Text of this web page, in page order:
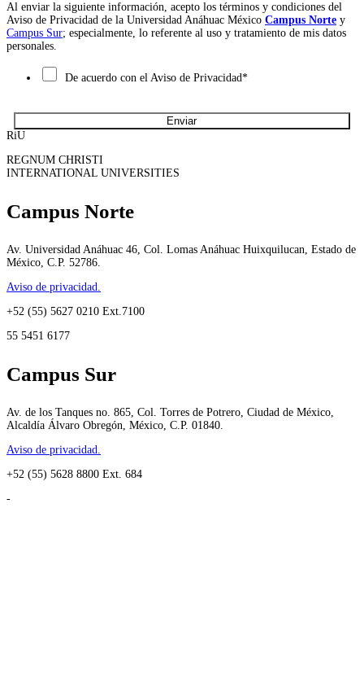
Al enviar la siguiente información, acepto los términos y condiciones del
Aviso de Privacidad de la Universidad Anáhuac México Campus Norte y
Campus Sur; especialmente, lo referente al uso y tratamiento de mis datos
personales.
De acuerdo con el Aviso de Privacidad*
RiU
REGNUM CHRISTI
INTERNATIONAL UNIVERSITIES
Campus Norte
Av. Universidad Anáhuac 46, Col. Lomas Anáhuac Huixquilucan, Estado de
México, C.P. 52786.
Aviso de privacidad.
+52 (55) 5627 0210 Ext.7100
55 5451 6177
Campus Sur
Av. de los Tanques no. 865, Col. Torres de Potrero, Ciudad de México,
Alcaldía Álvaro Obregón, México, C.P. 01840.
Aviso de privacidad.
+52 (55) 5628 8800 Ext. 684
-